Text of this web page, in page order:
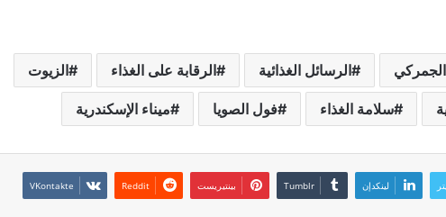
الجمركي الرسائل الغذائية الرقابة على الغذاء الزيوت
سلامة الغذاء فول الصويا ميناء الإسكندرية
لينكدإن بينتيريست